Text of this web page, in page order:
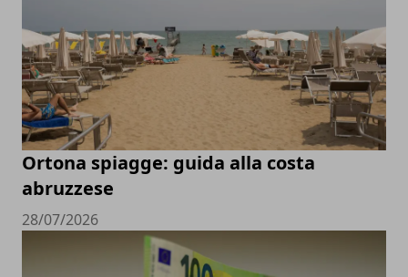
Ortona spiagge: guida alla costa
abruzzese
28/07/2026